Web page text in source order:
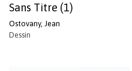
Sans Titre (1)
Ostovany, Jean
Dessin